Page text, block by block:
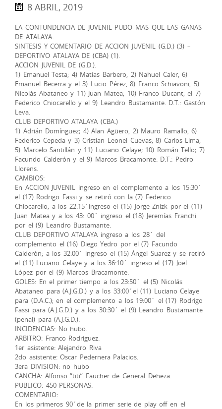
8 ABRIL, 2019
LA CONTUNDENCIA DE JUVENIL PUDO MAS QUE LAS GANAS
DE ATALAYA.
SINTESIS Y COMENTARIO DE ACCION JUVENIL (G.D.) (3) –
DEPORTIVO ATALAYA DE (CBA) (1).
ACCION JUVENIL DE (G.D.).
1) Emanuel Testa; 4) Matías Barbero, 2) Nahuel Caler, 6)
Emanuel Becerra y el 3) Lucio Pérez, 8) Franco Schiavoni, 5)
Nicolás Abataneo y 11) Juan Matea; 10) Franco Ducant; el 7)
Federico Chiocarello y el 9) Leandro Bustamante. D.T.: Gastón
Leva.
CLUB DEPORTIVO ATALAYA (CBA.)
1) Adrián Domínguez; 4) Alan Agüero, 2) Mauro Ramallo, 6)
Federico Cepeda y 3) Cristian Leonel Cuevas; 8) Carlos Lima,
5) Marcelo Santillán y 11) Luciano Celaye; 10) Román Tello; 7)
Facundo Calderón y el 9) Marcos Bracamonte. D.T.: Pedro
Llorens.
CAMBIOS:
En ACCION JUVENIL ingreso en el complemento a los 15:30´
el (17) Rodrigo Fassi y se retiró con la (7) Federico
Chiocarello; a los 22:15´ingreso el (15) Jorge Znizk por el (11)
Juan Matea y a los 43: 00´ ingreso el (18) Jeremías Franchi
por el (9) Leandro Bustamante.
CLUB DEPORTIVO ATALAYA ingreso a los 28´ del
complemento el (16) Diego Yedro por el (7) Facundo
Calderón; a los 32:00´ ingreso el (15) Ángel Suarez y se retiró
el (11) Luciano Celaye y a los 36:10´ ingreso el (17) Joel
López por el (9) Marcos Bracamonte.
GOLES: En el primer tiempo a los 23:50´ el (5) Nicolás
Abataneo para (A.J.G.D.) y a los 33:00´el (11) Luciano Celaye
para (D.A.C.); en el complemento a los 19:00´ el (17) Rodrigo
Fassi para (A.J.G.D.) y a los 30:30´ el (9) Leandro Bustamante
(penal) para (A.J.G.D.).
INCIDENCIAS: No hubo.
ARBITRO: Franco Rodriguez.
1er asistente: Alejandro Riva
2do asistente: Oscar Pedernera Palacios.
3era DIVISION: no hubo
CANCHA: Alfonso “titi” Faucher de General Deheza.
PUBLICO: 450 PERSONAS.
COMENTARIO:
En los primeros 90´de la primer serie de play off en el